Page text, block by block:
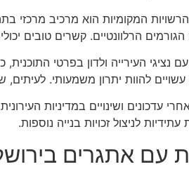
המקומיות הוא מרכיב מרכזי
הרלוונטיים. קשרים טובים
נציגי העירייה ולדון בפרטי
להוות יתרון משמעותי.
עדכונים ושינויים במדיניות
לניצול זכויות בנייה נוספות.
עם אתגרים